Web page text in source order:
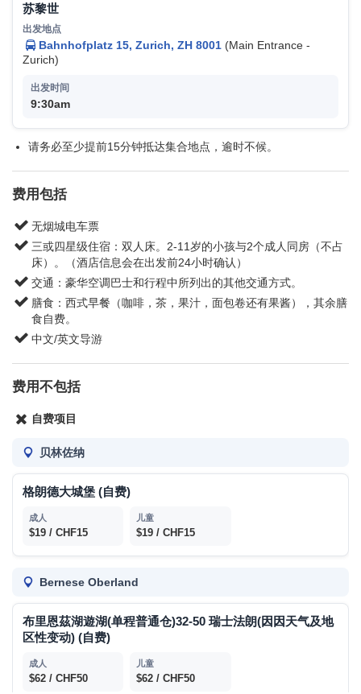
苏黎世
Bahnhofplatz 15, Zurich, ZH 8001(Main Entrance -
Zurich)
9:30am
请务必至少提前15分钟抵达集合地点，逾时不候。
费用包括
无烟城电车票
三或四星级住宿：双人床。2-11岁的小孩与2个成人同房（不占
床）。（酒店信息会在出发前24小时确认）
交通：豪华空调巴士和行程中所列出的其他交通方式。
膳食：西式早餐（咖啡，茶，果汁，面包卷还有果酱），其余膳
食自费。
中文/英文导游
费用不包括
自费项目
贝林佐纳
格朗德大城堡 (自费)
$19 / CHF15 $19 / CHF15
Bernese Oberland
布里恩茲湖遊湖(单程普通仓)32-50 瑞士法朗(因因天气及地
区性变动) (自费)
$62 / CHF50 $62 / CHF50